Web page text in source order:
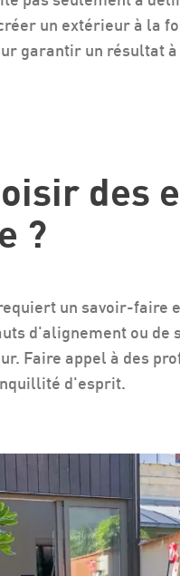
un extérieur à la
garantir un résultat
des
?
un savoir-faire
d'alignement ou
Faire appel à des
d'esprit.